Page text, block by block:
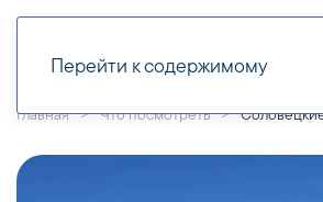
Перейти к содержимому
Главная Что посмотреть